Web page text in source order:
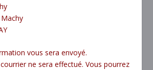
vous sera envoyé.
ne sera effectué. Vous pourrez